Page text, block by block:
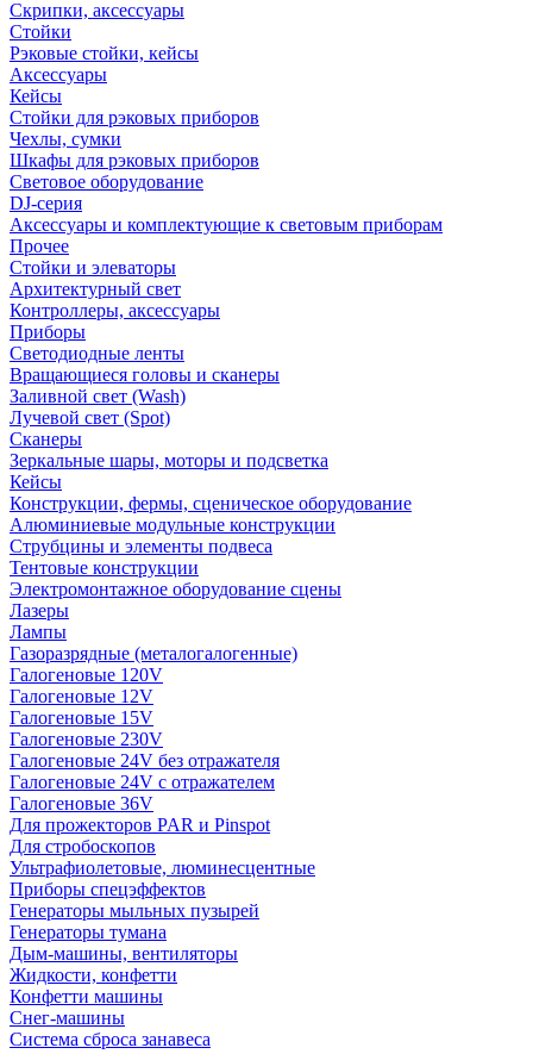
Скрипки, аксессуары
Стойки
Рэковые стойки, кейсы
Аксессуары
Кейсы
Стойки для рэковых приборов
Чехлы, сумки
Шкафы для рэковых приборов
Световое оборудование
DJ-серия
Аксессуары и комплектующие к световым приборам
Прочее
Стойки и элеваторы
Архитектурный свет
Контроллеры, аксессуары
Приборы
Светодиодные ленты
Вращающиеся головы и сканеры
Заливной свет (Wash)
Лучевой свет (Spot)
Сканеры
Зеркальные шары, моторы и подсветка
Кейсы
Конструкции, фермы, сценическое оборудование
Алюминиевые модульные конструкции
Струбцины и элементы подвеса
Тентовые конструкции
Электромонтажное оборудование сцены
Лазеры
Лампы
Газоразрядные (металогалогенные)
Галогеновые 120V
Галогеновые 12V
Галогеновые 15V
Галогеновые 230V
Галогеновые 24V без отражателя
Галогеновые 24V с отражателем
Галогеновые 36V
Для прожекторов PAR и Pinspot
Для стробоскопов
Ультрафиолетовые, люминесцентные
Приборы спецэффектов
Генераторы мыльных пузырей
Генераторы тумана
Дым-машины, вентиляторы
Жидкости, конфетти
Конфетти машины
Снег-машины
Система сброса занавеса